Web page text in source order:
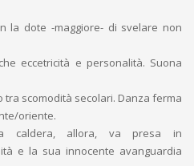
la dote -maggiore- di svelare non
eccetricità e personalità. Suona
scomodità secolari. Danza ferma
oriente.
caldera, allora, va presa in
e la sua innocente avanguardia